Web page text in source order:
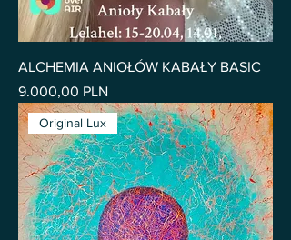
ALCHEMIA ANIOŁÓW KABAŁY BASIC
Pris
9.000,00 PLN
Original Lux